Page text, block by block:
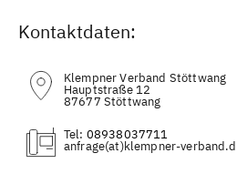
Kontaktdaten:
Klempner Verband Stöttwang
Hauptstraße 12
87677 Stöttwang
Tel: 08938037711
(at)